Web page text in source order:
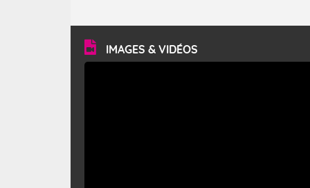
vitesse moyenne de 50 km/h et atteindre 80 à 100 km/h
en rafales, parfois davantage. Il parcourt la basse vallée
du Rhône et la Provence et envahit le littoral
méditerranéen à partir de la Camargue.
IMAGES & VIDÉOS